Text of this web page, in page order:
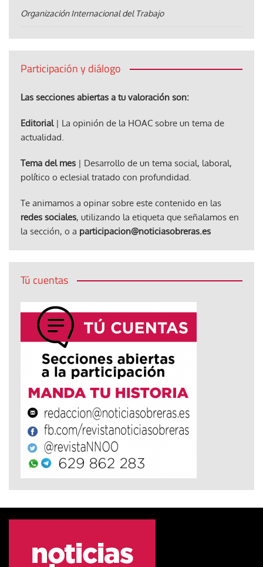
Organización Internacional del Trabajo
Participación y diálogo
Las secciones abiertas a tu valoración son:
Editorial| La opinión de la HOAC sobre un tema de
actualidad.
Tema del mes | Desarrollo de un tema social, laboral,
político o eclesial tratado con profundidad.
Te animamos a opinar sobre este contenido en las
redes sociales, utilizando la etiqueta que señalamos en
la sección, o a participacion@noticiasobreras.es
Tú cuentas